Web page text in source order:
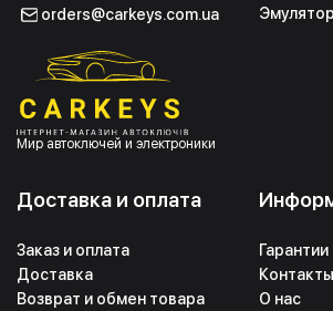
orders@carkeys.com.ua
Мир автоключей и электроники
Гарантии
Контакты
О нас
Доставка и оплата
Заказ и оплата
Доставка
Возврат и обмен товара